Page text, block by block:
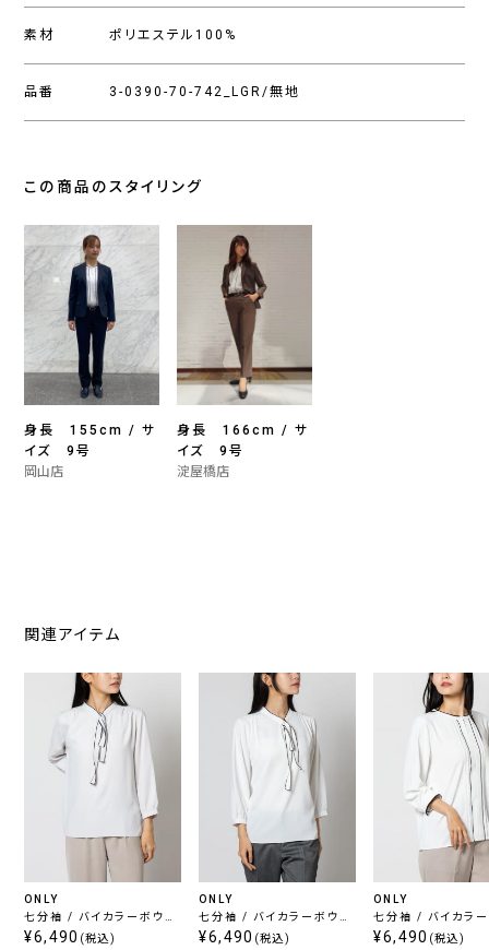
素材 ポリエステル100%
品番 3-0390-70-742_LGR/無地
この商品のスタイリング
身長 155cm / サ
イズ 9号
岡山店
身長 166cm / サ
イズ 9号
淀屋橋店
関連アイテム
ONLY
七分袖 / バイカラーボウタ
イ ブラウス ライトグレー
¥6,490 (税込)
ONLY
七分袖 / バイカラーボウタ
イ ブラウス ホワイト
¥6,490 (税込)
ONLY
七分袖 / バイカラ
ック ホワイト
¥6,490 (税込)